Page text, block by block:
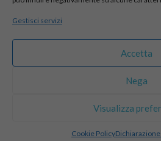
Gestisci servizi
Accetta
Nega
Visualizza
Cookie Policy
sito realizzato da
Reserved |